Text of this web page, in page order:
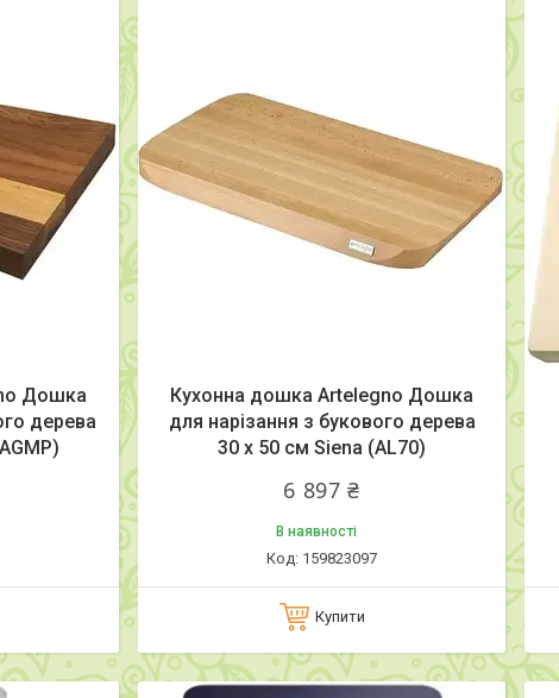
Дошка
дерева
Кухонна дошка Artelegno Дошка
для нарізання з букового дерева
30 x 50 см Siena (AL70)
6 897 ₴
В наявності
159823097
Купити